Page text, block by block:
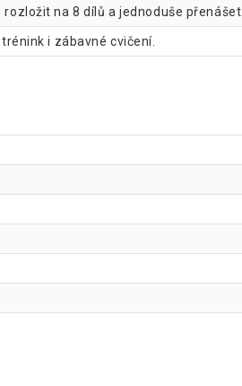
rozložit na 8 dílů a jednoduše přenášet.
i zábavné cvičení.